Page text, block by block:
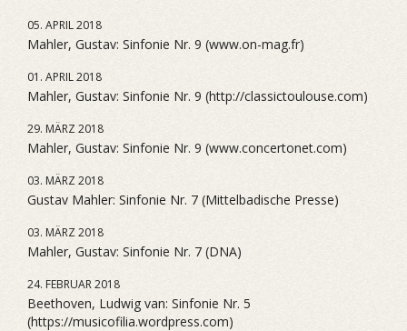
05. APRIL 2018
Mahler, Gustav: Sinfonie Nr. 9 (www.on-mag.fr)
01. APRIL 2018
Mahler, Gustav: Sinfonie Nr. 9 (http://classictoulouse.com)
29. MÄRZ 2018
Mahler, Gustav: Sinfonie Nr. 9 (www.concertonet.com)
03. MÄRZ 2018
Gustav Mahler: Sinfonie Nr. 7 (Mittelbadische Presse)
03. MÄRZ 2018
Mahler, Gustav: Sinfonie Nr. 7 (DNA)
24. FEBRUAR 2018
Beethoven, Ludwig van: Sinfonie Nr. 5
(https://musicofilia.wordpress.com)